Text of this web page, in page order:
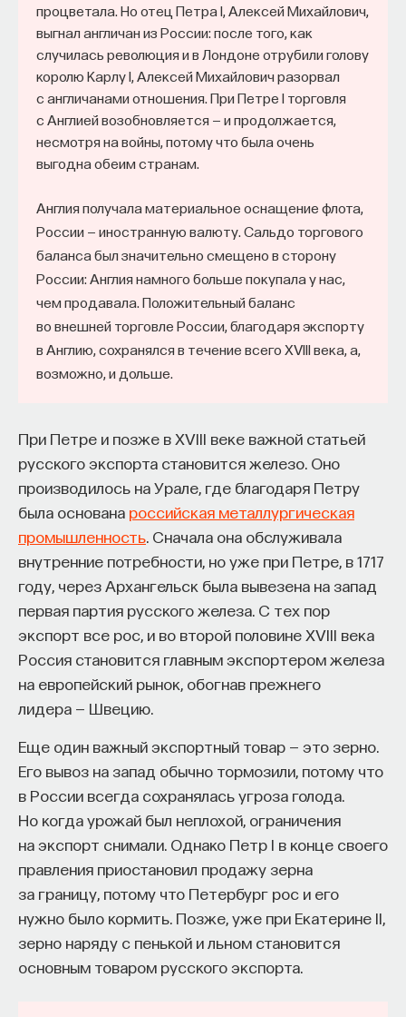
процветала. Но отец Петра I, Алексей Михайлович,
выгнал англичан из России: после того, как
случилась революция и в Лондоне отрубили голову
королю Карлу I, Алексей Михайлович разорвал
c англичанами отношения. При Петре I торговля
с Англией возобновляется — и продолжается,
несмотря на войны, потому что была очень
выгодна обеим странам.
Англия получала материальное оснащение флота,
России — иностранную валюту. Сальдо торгового
баланса был значительно смещено в сторону
России: Англия намного больше покупала у нас,
чем продавала. Положительный баланс
во внешней торговле России, благодаря экспорту
в Англию, сохранялся в течение всего XVIII века, а,
возможно, и дольше.
При Петре и позже в XVIII веке важной статьей
русского экспорта становится железо. Оно
производилось на Урале, где благодаря Петру
была основана российская металлургическая
промышленность . Сначала она обслуживала
внутренние потребности, но уже при Петре, в 1717
году, через Архангельск была вывезена на запад
первая партия русского железа. С тех пор
экспорт все рос, и во второй половине XVIII века
Россия становится главным экспортером железа
на европейский рынок, обогнав прежнего
лидера — Швецию.
Еще один важный экспортный товар — это зерно.
Его вывоз на запад обычно тормозили, потому что
в России всегда сохранялась угроза голода.
Но когда урожай был неплохой, ограничения
на экспорт снимали. Однако Петр I в конце своего
правления приостановил продажу зерна
за границу, потому что Петербург рос и его
нужно было кормить. Позже, уже при Екатерине II,
зерно наряду с пенькой и льном становится
основным товаром русского экспорта.